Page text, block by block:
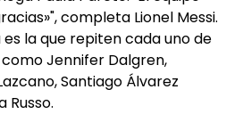
completa Lionel Messi.
la que repiten cada uno de
Jennifer Dalgren,
Santiago Álvarez
Russo.